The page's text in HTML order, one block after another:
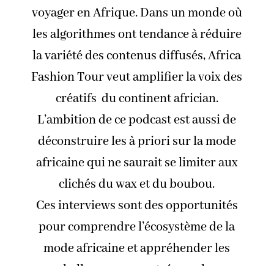
voyager en Afrique. Dans un monde où
les algorithmes ont tendance à réduire
la variété des contenus diffusés, Africa
Fashion Tour veut amplifier la voix des
créatifs du continent africian.
L’ambition de ce podcast est aussi de
déconstruire les à priori sur la mode
africaine qui ne saurait se limiter aux
clichés du wax et du boubou.
Ces interviews sont des opportunités
pour comprendre l’écosystème de la
mode africaine et appréhender les